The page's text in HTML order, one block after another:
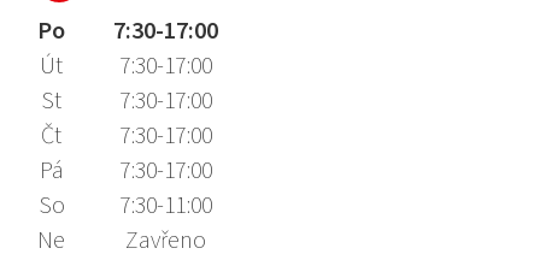
Po
7:30-17:00
Út
7:30-17:00
St
7:30-17:00
Čt
7:30-17:00
Pá
7:30-17:00
So
7:30-11:00
Ne
Zavřeno